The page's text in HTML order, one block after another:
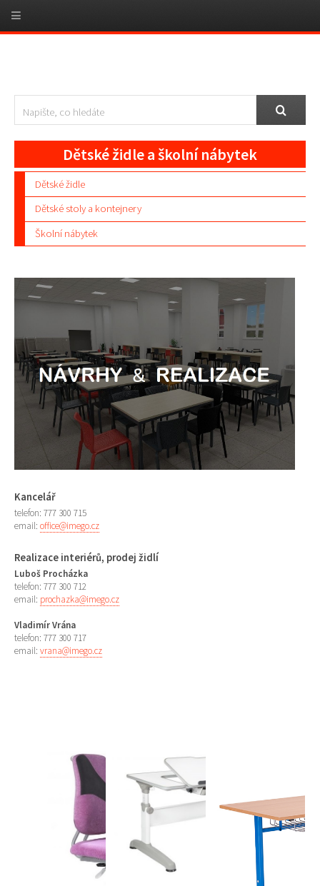
Dětské židle a školní nábytek
Dětské židle
Dětské stoly a kontejnery
Školní nábytek
Kancelář
telefon: 777 300 715
email: office@imego.cz
Realizace interiérů, prodej židlí
Luboš Procházka
telefon: 777 300 712
email: prochazka@imego.cz
Vladimír Vrána
telefon: 777 300 717
email: vrana@imego.cz